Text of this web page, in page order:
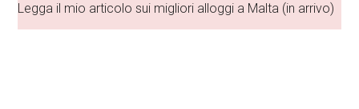
Legga il mio articolo sui migliori alloggi a Malta (in arrivo)